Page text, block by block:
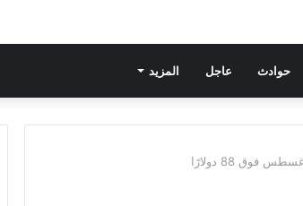
حوادث عاجل المزيد